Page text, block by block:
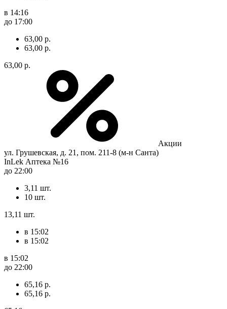
в 14:16
до 17:00
63,00 р.
63,00 р.
63,00 р.
Акции
ул. Грушевская, д. 21, пом. 211-8 (м-н Санта)
InLek Аптека №16
до 22:00
3,11 шт.
10 шт.
13,11 шт.
в 15:02
в 15:02
в 15:02
до 22:00
65,16 р.
65,16 р.